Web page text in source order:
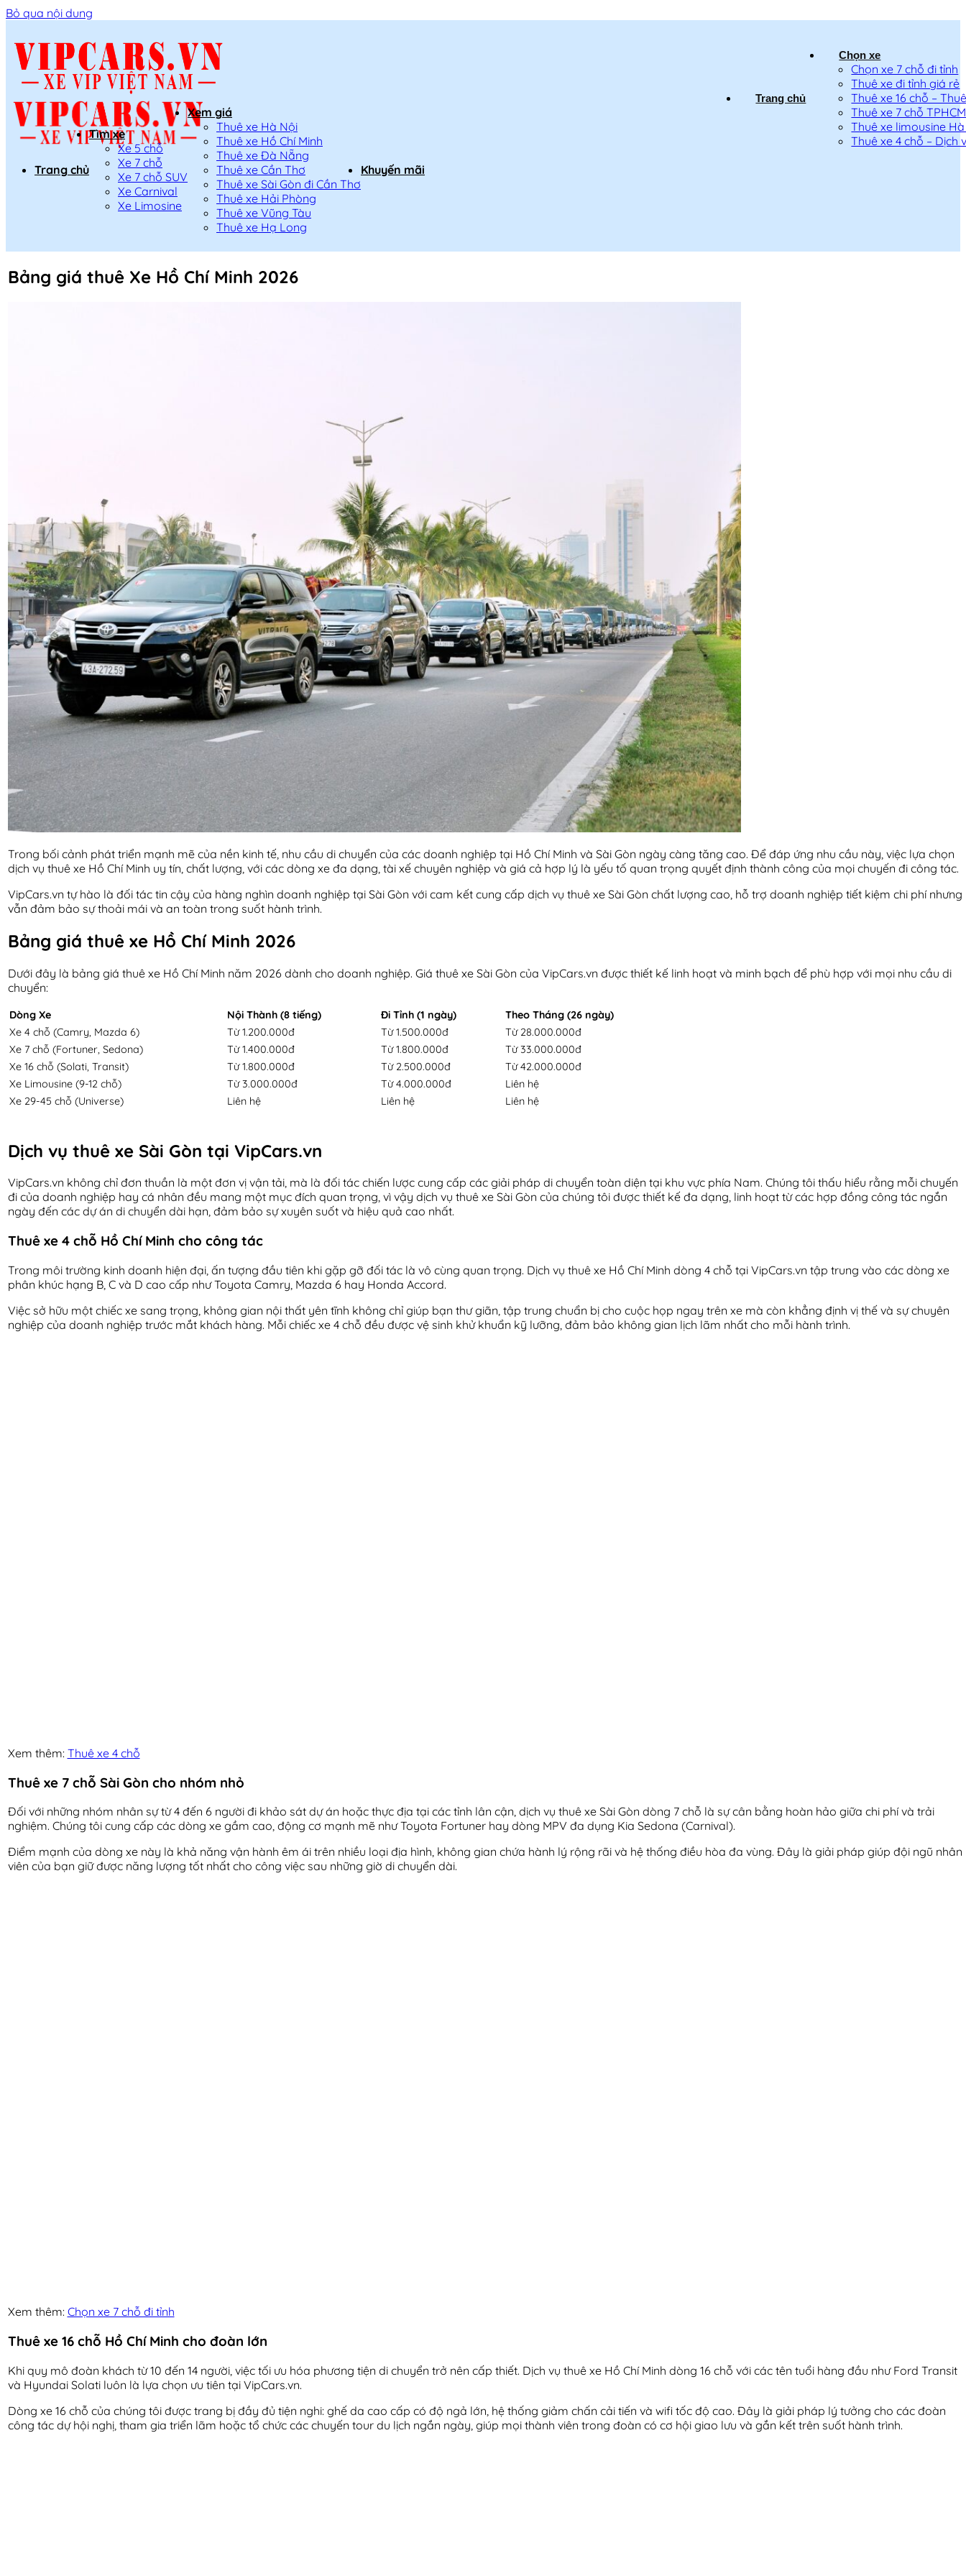
Bỏ qua nội dung
Trang chủ
Chọn xe
Chọn xe 7 chỗ đi tỉnh
Thuê xe đi tỉnh giá rẻ
Thuê xe 16 chỗ –
Thuê xe 7 chỗ TPHCM
Thuê xe limousine
Thuê xe 4 chỗ – Dịch
Trang chủ
Tìm xe
Xe 5 chỗ
Xe 7 chỗ
Xe 7 chỗ SUV
Xe Carnival
Xe Limosine
Xem giá
Thuê xe Hà Nội
Thuê xe Hồ Chí Minh
Thuê xe Đà Nẵng
Thuê xe Cần Thơ
Thuê xe Sài Gòn đi Cần Thơ
Thuê xe Hải Phòng
Thuê xe Vũng Tàu
Thuê xe Hạ Long
Khuyến mãi
Bảng giá thuê Xe Hồ Chí Minh 2026
Trong bối cảnh phát triển mạnh mẽ của nền kinh tế, nhu cầu di chuyển của các doanh nghiệp tại Hồ Chí Minh và Sài Gòn ngày càng tăng cao. Để đáp ứng nhu cầu này, việc lựa chọn
dịch vụ thuê xe Hồ Chí Minh uy tín, chất lượng, với các dòng xe đa dạng, tài xế chuyên nghiệp và giá cả hợp lý là yếu tố quan trọng quyết định thành công của mọi chuyến đi công tác.
VipCars.vn tự hào là đối tác tin cậy của hàng nghìn doanh nghiệp tại Sài Gòn với cam kết cung cấp dịch vụ thuê xe Sài Gòn chất lượng cao, hỗ trợ doanh nghiệp tiết kiệm chi phí nhưng
vẫn đảm bảo sự thoải mái và an toàn trong suốt hành trình.
Bảng giá thuê xe Hồ Chí Minh 2026
Dưới đây là bảng giá thuê xe Hồ Chí Minh năm 2026 dành cho doanh nghiệp. Giá thuê xe Sài Gòn của VipCars.vn được thiết kế linh hoạt và minh bạch để phù hợp với mọi nhu cầu di
chuyển:
Dòng Xe Nội Thành (8 tiếng) Đi Tỉnh (1 ngày)
Theo Tháng (26 ngày)
Xe 4 chỗ (Camry, Mazda 6)
Từ 1.200.000đ Từ 1.500.000đ
Từ 28.000.000đ
Xe 7 chỗ (Fortuner, Sedona)
Từ 1.400.000đ Từ 1.800.000đ
Từ 33.000.000đ
Xe 16 chỗ (Solati, Transit)
Từ 1.800.000đ Từ 2.500.000đ
Từ 42.000.000đ
Xe Limousine (9-12 chỗ)
Từ 3.000.000đ Từ 4.000.000đ
Liên hệ
Xe 29-45 chỗ (Universe)
Liên hệ Liên hệ Liên hệ
Dịch vụ thuê xe Sài Gòn tại VipCars.vn
VipCars.vn không chỉ đơn thuần là một đơn vị vận tải, mà là đối tác chiến lược cung cấp các giải pháp di chuyển toàn diện tại khu vực phía Nam. Chúng tôi thấu hiểu rằng mỗi chuyến
đi của doanh nghiệp hay cá nhân đều mang một mục đích quan trọng, vì vậy dịch vụ thuê xe Sài Gòn của chúng tôi được thiết kế đa dạng, linh hoạt từ các hợp đồng công tác ngắn
ngày đến các dự án di chuyển dài hạn, đảm bảo sự xuyên suốt và hiệu quả cao nhất.
Thuê xe 4 chỗ Hồ Chí Minh cho công tác
Trong môi trường kinh doanh hiện đại, ấn tượng đầu tiên khi gặp gỡ đối tác là vô cùng quan trọng. Dịch vụ thuê xe Hồ Chí Minh dòng 4 chỗ tại VipCars.vn tập trung vào các dòng xe
phân khúc hạng B, C và D cao cấp như Toyota Camry, Mazda 6 hay Honda Accord.
Việc sở hữu một chiếc xe sang trọng, không gian nội thất yên tĩnh không chỉ giúp bạn thư giãn, tập trung chuẩn bị cho cuộc họp ngay trên xe mà còn khẳng định vị thế và sự chuyên
nghiệp của doanh nghiệp trước mắt khách hàng. Mỗi chiếc xe 4 chỗ đều được vệ sinh khử khuẩn kỹ lưỡng, đảm bảo không gian lịch lãm nhất cho mỗi hành trình.
Xem thêm: Thuê xe 4 chỗ
Thuê xe 7 chỗ Sài Gòn cho nhóm nhỏ
Đối với những nhóm nhân sự từ 4 đến 6 người đi khảo sát dự án hoặc thực địa tại các tỉnh lân cận, dịch vụ thuê xe Sài Gòn dòng 7 chỗ là sự cân bằng hoàn hảo giữa chi phí và trải
nghiệm. Chúng tôi cung cấp các dòng xe gầm cao, động cơ mạnh mẽ như Toyota Fortuner hay dòng MPV đa dụng Kia Sedona (Carnival).
Điểm mạnh của dòng xe này là khả năng vận hành êm ái trên nhiều loại địa hình, không gian chứa hành lý rộng rãi và hệ thống điều hòa đa vùng. Đây là giải pháp giúp đội ngũ nhân
viên của bạn giữ được năng lượng tốt nhất cho công việc sau những giờ di chuyển dài.
Xem thêm: Chọn xe 7 chỗ đi tỉnh
Thuê xe 16 chỗ Hồ Chí Minh cho đoàn lớn
Khi quy mô đoàn khách từ 10 đến 14 người, việc tối ưu hóa phương tiện di chuyển trở nên cấp thiết. Dịch vụ thuê xe Hồ Chí Minh dòng 16 chỗ với các tên tuổi hàng đầu như Ford Transit
và Hyundai Solati luôn là lựa chọn ưu tiên tại VipCars.vn.
Dòng xe 16 chỗ của chúng tôi được trang bị đầy đủ tiện nghi: ghế da cao cấp có độ ngả lớn, hệ thống giảm chấn cải tiến và wifi tốc độ cao. Đây là giải pháp lý tưởng cho các đoàn
công tác dự hội nghị, tham gia triển lãm hoặc tổ chức các chuyến tour du lịch ngắn ngày, giúp mọi thành viên trong đoàn có cơ hội giao lưu và gắn kết trên suốt hành trình.